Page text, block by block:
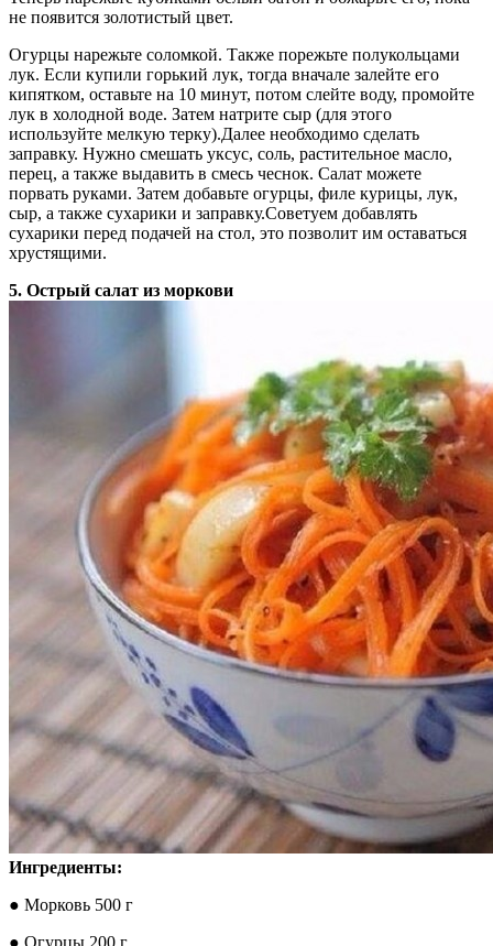
не появится золотистый цвет.
Огурцы нарежьте соломкой. Также порежьте полукольцами
лук. Если купили горький лук, тогда вначале залейте его
кипятком, оставьте на 10 минут, потом слейте воду, промойте
лук в холодной воде. Затем натрите сыр (для этого
используйте мелкую терку).Далее необходимо сделать
заправку. Нужно смешать уксус, соль, растительное масло,
перец, а также выдавить в смесь чеснок. Салат можете
порвать руками. Затем добавьте огурцы, филе курицы, лук,
сыр, а также сухарики и заправку.Советуем добавлять
сухарики перед подачей на стол, это позволит им оставаться
хрустящими.
5. Острый салат из моркови
Ингредиенты:
● Морковь 500 г
● Огурцы 200 г